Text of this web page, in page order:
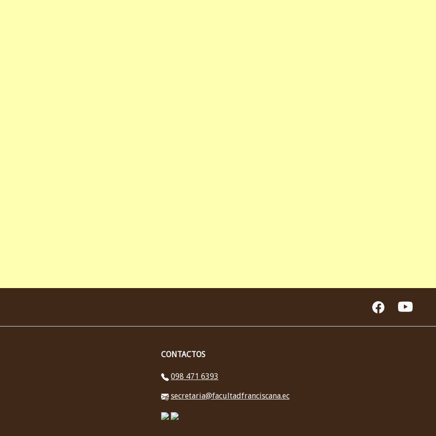
CONTACTOS
098 471 6393
secretaria@facultadfranciscana.ec